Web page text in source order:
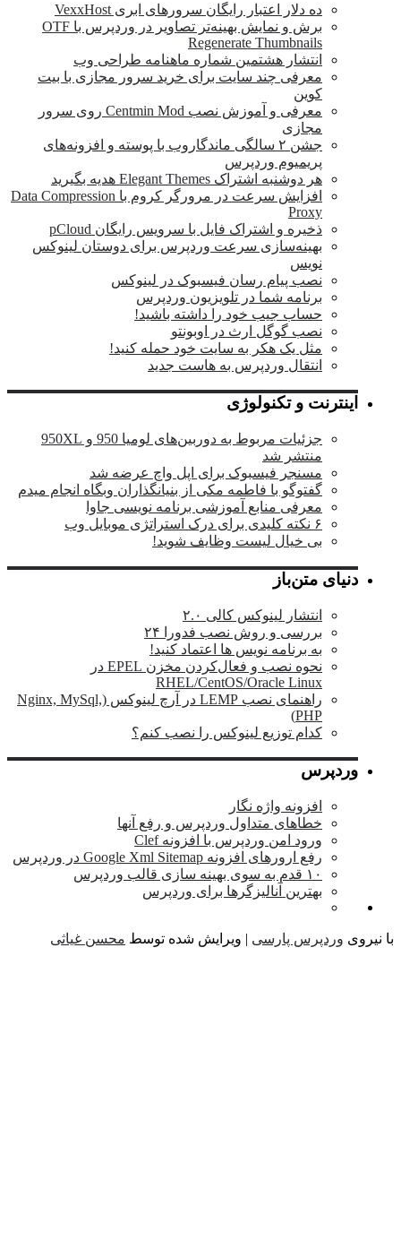
ده دلار اعتبار رایگان سرورهای ابری VexxHost
برش و نمایش بهینه‌تر تصاویر در وردپرس با OTF
Regenerate Thumbnails
انتشار هشتمین شماره ماهنامه طراحی وب
معرفی چند سایت برای خرید سرور مجازی با بیت
معرفی و آموزش نصب Centmin Mod روی سرور
مجازی
جشن ۲ سالگی ماندگار‌وب با پوسته و افزونه‌های
پریمیوم وردپرس
هر دوشنبه اشتراک Elegant Themes هدیه بگیرید
افزایش سرعت در مرورگر کروم با Data Compression
Proxy
ذخیره و اشتراک فایل با سرویس رایگان pCloud
بهینه‌سازی سرعت وردپرس برای دوستان لینوکس
نویس
نصب پیام رسان فیسبوک در لینوکس
برنامه شما در تلویزیون وردپرس
حساب جیب خود را داشته باشید!
نصب گوگل ارث در اوبونتو
مثل یک هکر به سایت خود حمله کنید!
انتقال وردپرس به هاست جدید
اینترنت و تکنولوژی
جزئیات مربوط به دوربین‌های لومیا 950 و 950XL
منتشر شد
مسنجر فیسبوک برای اپل واچ عرضه شد
گفتوگو با فاطمه مکی از بنیانگذاران وبگاه انجام میدم
معرفی منابع آموزشی برنامه نویسی جاوا
بی خیال لیست وظایف شوید!
دنیای متن‌باز
انتشار لینوکس کالی ۲.۰
بررسی و روش نصب فدورا ۲۴
به برنامه نویس ها اعتماد کنید!
نحوه نصب و فعال‌کردن مخزن EPEL در
RHEL/CentOS/Oracle Linux
راهنمای نصب LEMP در آرچ لینوکس (Nginx, MySql,
کدام توزیع لینوکس را نصب کنم؟
وردپرس
افزونه واژه نگار
خطاهای متداول وردپرس و رفع آنها
ورود امن وردپرس با افزونه Clef
رفع ارورهای افزونه Google Xml Sitemap در وردپرس
۱۰ قدم به سوی بهینه سازی قالب وردپرس
بهترین آنالیزگرها برای وردپرس
وردپرس پارسی| ویرایش شده توسطمحسن غیاثی